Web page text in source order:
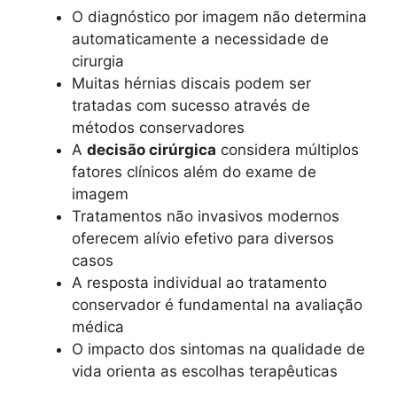
O diagnóstico por imagem não determina
automaticamente a necessidade de
cirurgia
Muitas hérnias discais podem ser
tratadas com sucesso através de
métodos conservadores
A decisão cirúrgica considera múltiplos
fatores clínicos além do exame de
imagem
Tratamentos não invasivos modernos
oferecem alívio efetivo para diversos
casos
A resposta individual ao tratamento
conservador é fundamental na avaliação
médica
O impacto dos sintomas na qualidade de
vida orienta as escolhas terapêuticas